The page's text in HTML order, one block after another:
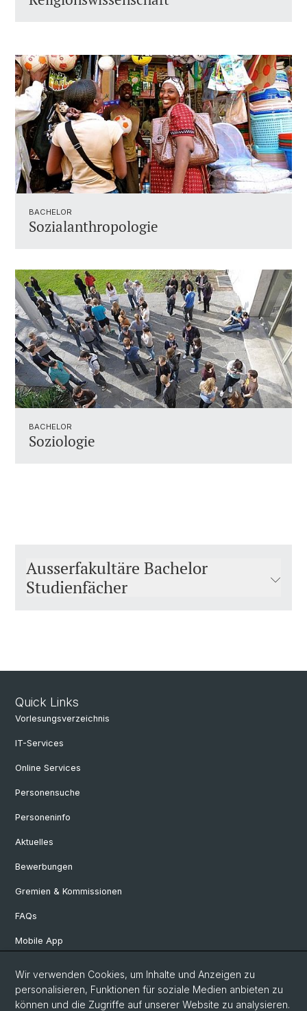
BACHELOR
Sozialanthropologie
BACHELOR
Soziologie
Ausserfakultäre Bachelor
Studienfächer
Quick Links
Vorlesungsverzeichnis
IT-Services
Online Services
Personensuche
Personeninfo
Aktuelles
Bewerbungen
Gremien & Kommissionen
FAQs
Mobile App
Departement Geschichte
Wir verwenden Cookies, um Inhalte und Anzeigen zu
personalisieren, Funktionen für soziale Medien anbieten zu
können und die Zugriffe auf unserer Website zu analysieren.